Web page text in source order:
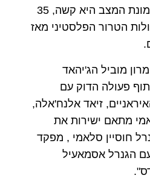
השנה 350 פיגועים, תמונת המצב היא קשה, 35
הטרור הפלסטיני מאז
מוביל הג'יהאד
פעולה הדוק עם
זיאד אלנח'אלה,
מתאם ישירות את
חוסיין סלאמי , מפקד
הגנרל אסמאעיל